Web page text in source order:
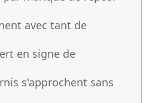
avec tant de
en signe de
s'approchent sans